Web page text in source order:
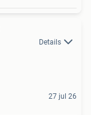
Details
27 jul 26